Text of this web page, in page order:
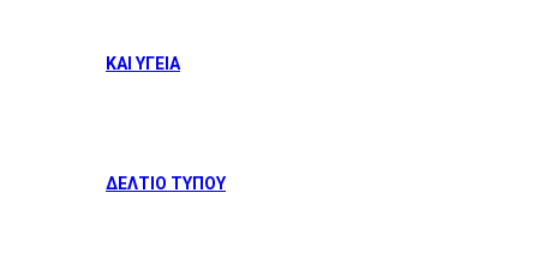
ΚΑΙ ΥΓΕΙΑ
ΔΕΛΤΙΟ ΤΥΠΟΥ